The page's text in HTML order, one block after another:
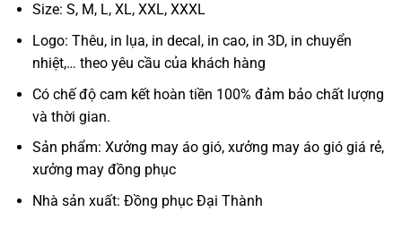
Size: S, M, L, XL, XXL, XXXL
Logo: Thêu, in lụa, in decal, in cao, in 3D, in chuyển
nhiệt,… theo yêu cầu của khách hàng
Có chế độ cam kết hoàn tiền 100% đảm bảo chất lượng
và thời gian.
Sản phẩm: Xưởng may áo gió, xưởng may áo gió giá rẻ,
xưởng may đồng phục
Nhà sản xuất: Đồng phục Đại Thành